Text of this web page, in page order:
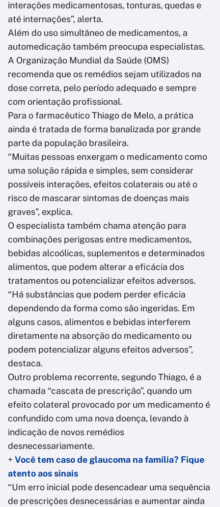
interações medicamentosas, tonturas, quedas e
até internações”, alerta.
Além do uso simultâneo de medicamentos, a
automedicação também preocupa especialistas.
A Organização Mundial da Saúde (OMS)
recomenda que os remédios sejam utilizados na
dose correta, pelo período adequado e sempre
com orientação profissional.
Para o farmacêutico Thiago de Melo, a prática
ainda é tratada de forma banalizada por grande
parte da população brasileira.
“Muitas pessoas enxergam o medicamento como
uma solução rápida e simples, sem considerar
possíveis interações, efeitos colaterais ou até o
risco de mascarar sintomas de doenças mais
graves”, explica.
O especialista também chama atenção para
combinações perigosas entre medicamentos,
bebidas alcoólicas, suplementos e determinados
alimentos, que podem alterar a eficácia dos
tratamentos ou potencializar efeitos adversos.
“Há substâncias que podem perder eficácia
dependendo da forma como são ingeridas. Em
alguns casos, alimentos e bebidas interferem
diretamente na absorção do medicamento ou
podem potencializar alguns efeitos adversos”,
destaca.
Outro problema recorrente, segundo Thiago, é a
chamada “cascata de prescrição”, quando um
efeito colateral provocado por um medicamento é
confundido com uma nova doença, levando à
indicação de novos remédios
desnecessariamente.
+ Você tem caso de glaucoma na família? Fique
atento aos sinais
“Um erro inicial pode desencadear uma sequência
de prescrições desnecessárias e aumentar ainda